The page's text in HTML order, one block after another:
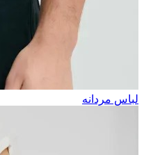
لباس مردانه